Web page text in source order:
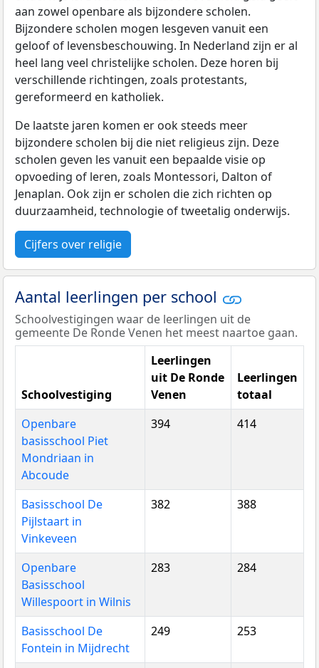
aan zowel openbare als bijzondere scholen.
Bijzondere scholen mogen lesgeven vanuit een
geloof of levensbeschouwing. In Nederland zijn er al
heel lang veel christelijke scholen. Deze horen bij
verschillende richtingen, zoals protestants,
gereformeerd en katholiek.
De laatste jaren komen er ook steeds meer
bijzondere scholen bij die niet religieus zijn. Deze
scholen geven les vanuit een bepaalde visie op
opvoeding of leren, zoals Montessori, Dalton of
Jenaplan. Ook zijn er scholen die zich richten op
duurzaamheid, technologie of tweetalig onderwijs.
Cijfers over religie
Aantal leerlingen per school
Schoolvestigingen waar de leerlingen uit de
gemeente De Ronde Venen het meest naartoe gaan.
Schoolvestiging
Leerlingen
uit De Ronde
Venen
Leerlingen
totaal
Openbare
basisschool Piet
Mondriaan in
Abcoude
394 414
Basisschool De
Pijlstaart in
Vinkeveen
382 388
Openbare
Basisschool
Willespoort in Wilnis
283 284
Basisschool De
Fontein in Mijdrecht
249 253